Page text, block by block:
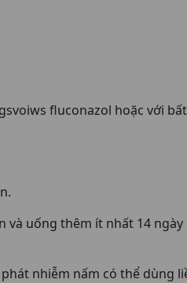
fluconazol hoặc với
uống thêm ít nhất 14
nhiễm nấm có thể dùng